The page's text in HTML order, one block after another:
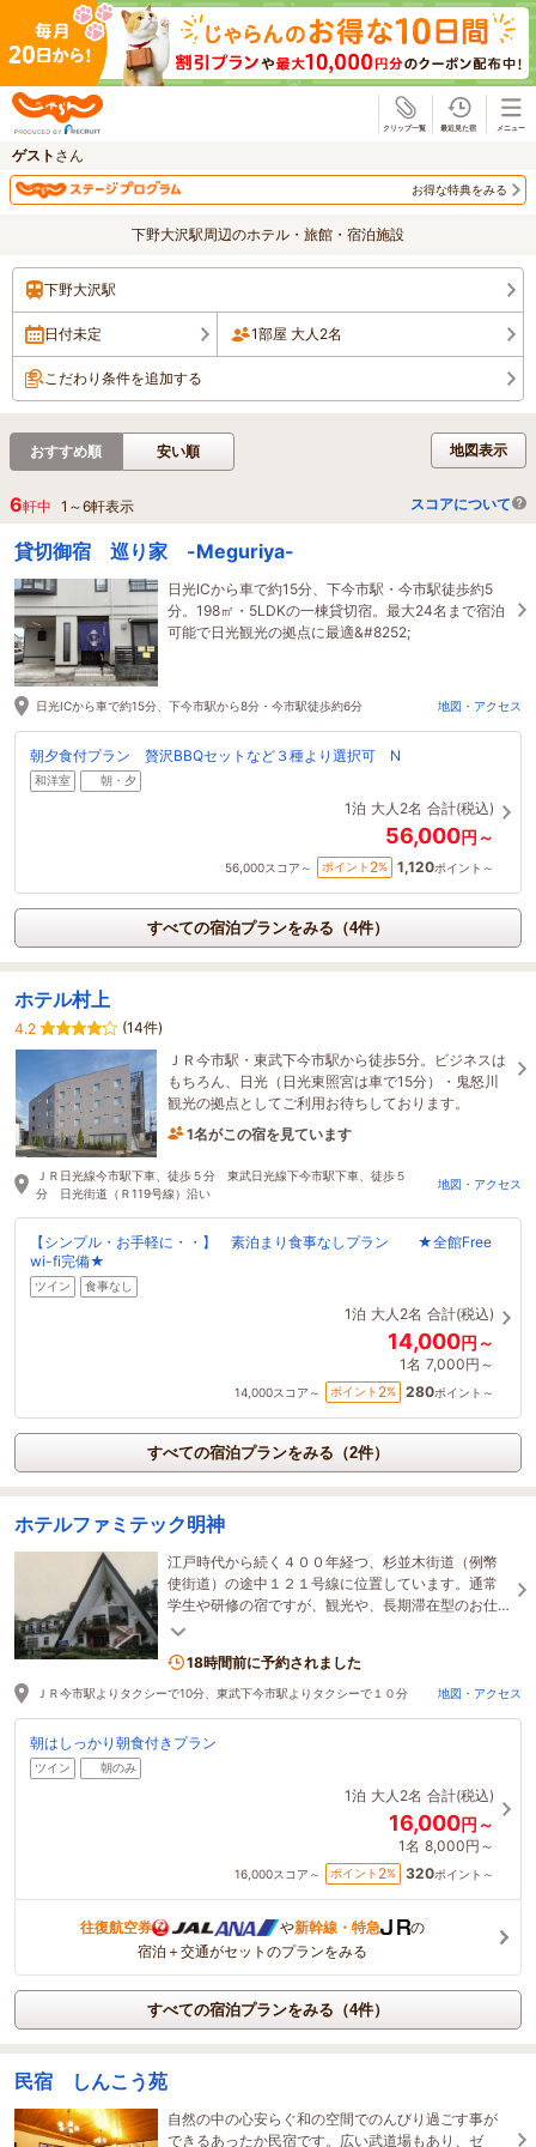
ゲスト さん
お得な特典をみる
下野大沢駅周辺のホテル・旅館・宿泊施設
下野大沢駅
日付未定 1部屋 大人2名
こだわり条件を追加する
地図表示
おすすめ順 安い順
6軒中 1 ～6軒表示 スコアについて
貸切御宿 巡り家 -Meguriya-
日光ICから車で約15分、下今市駅・今市駅徒歩約5
分。198㎡・5LDKの一棟貸切宿。最大24名まで宿泊
可能で日光観光の拠点に最適&#8252;
日光ICから車で約15分、下今市駅から8分・今市駅徒歩約6分 地図・アクセス
朝夕食付プラン 贅沢BBQセットなど３種より選択可 N
和洋室 朝・夕
1泊 大人2名 合計(税込)
56,000円～
56,000スコア～ ポイント 2% 1,120ポイント～
すべての宿泊プランをみる（4件）
ホテル村上
4.2
(14件)
ＪＲ今市駅・東武下今市駅から徒歩5分。ビジネスは
もちろん、日光（日光東照宮は車で15分）・鬼怒川
観光の拠点としてご利用お待ちしております。
1名がこの宿を見ています
ＪＲ日光線今市駅下車、徒歩５分 東武日光線下今市駅下車、徒歩５
分 日光街道（Ｒ119号線）沿い
地図・アクセス
【シンプル・お手軽に・・】 素泊まり食事なしプラン ★全館Free
wi-fi完備★
ツイン 食事なし
1泊 大人2名 合計(税込)
14,000円～
1名 7,000円～
14,000スコア～ ポイント 2% 280ポイント～
すべての宿泊プランをみる（2件）
ホテルファミテック明神
江戸時代から続く４００年経つ、杉並木街道（例幣
使街道）の途中１２１号線に位置しています。通常
学生や研修の宿ですが、観光や、長期滞在型のお仕
事でもご利用頂けます。
18時間前に予約されました
ＪＲ今市駅よりタクシーで10分、東武下今市駅よりタクシーで１０分 地図・アクセス
朝はしっかり朝食付きプラン
ツイン 朝のみ
1泊 大人2名 合計(税込)
16,000円～
1名 8,000円～
16,000スコア～ ポイント 2% 320ポイント～
往復航空券 や新幹線・特急
の
宿泊＋交通がセットのプランをみる
すべての宿泊プランをみる（4件）
民宿 しんこう苑
自然の中の心安らぐ和の空間でのんびり過ごす事が
できるあったか民宿です。広い武道場もあり、ゼ